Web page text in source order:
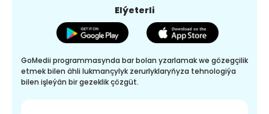
Elýeterli
GoMedii programmasynda bar bolan yzarlamak we gözegçilik
etmek bilen ähli lukmançylyk zerurlyklaryňyza tehnologiýa
bilen işleýän bir gezeklik çözgüt.